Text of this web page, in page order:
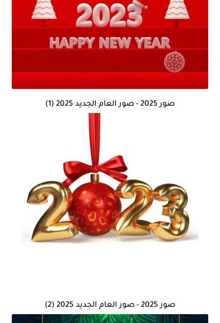
صور 2025 - صور العام الجديد 2025 (1)
صور 2025 - صور العام الجديد 2025 (2)